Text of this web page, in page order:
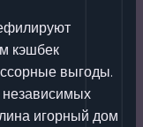
кэшбек
выгоды.
независимых
игорный дом